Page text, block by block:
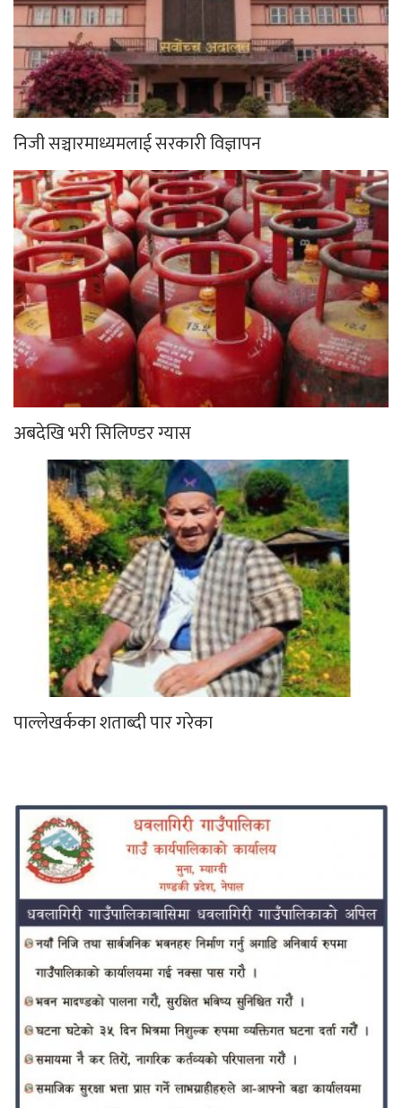
निजी सञ्चारमाध्यमलाई सरकारी विज्ञापन
अबदेखि भरी सिलिण्डर ग्यास
पाल्लेखर्कका शताब्दी पार गरेका